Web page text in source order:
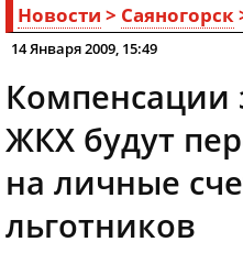
Новости > Cаяногорск
14 Января 2009, 15:49
Компенсации
ЖКХ будут
на личные
льготников